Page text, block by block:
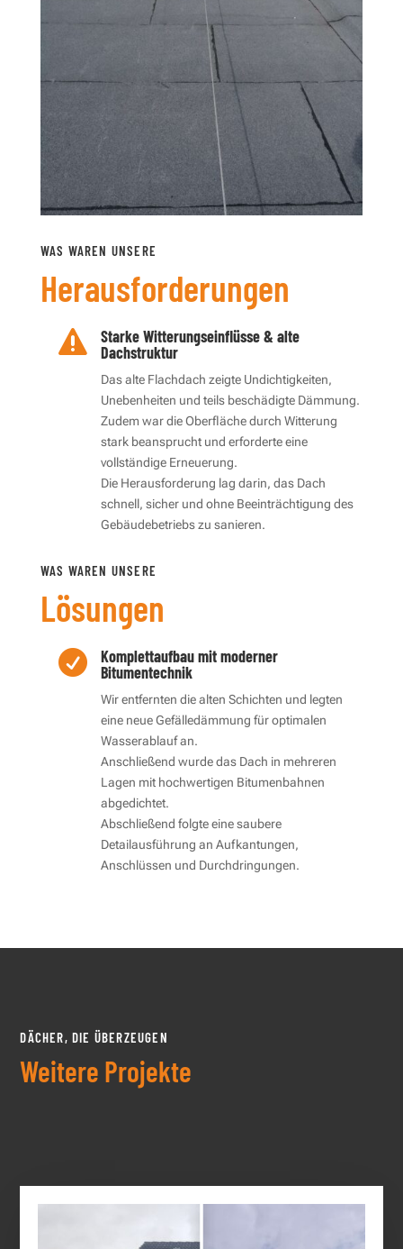
WAS WAREN UNSERE
Herausforderungen

Starke Witterungseinflüsse & alte
Dachstruktur
Das alte Flachdach zeigte Undichtigkeiten,
Unebenheiten und teils beschädigte Dämmung.
Zudem war die Oberfläche durch Witterung
stark beansprucht und erforderte eine
vollständige Erneuerung.
Die Herausforderung lag darin, das Dach
schnell, sicher und ohne Beeinträchtigung des
Gebäudebetriebs zu sanieren.
WAS WAREN UNSERE
Lösungen

Komplettaufbau mit moderner
Bitumentechnik
Wir entfernten die alten Schichten und legten
eine neue Gefälledämmung für optimalen
Wasserablauf an.
Anschließend wurde das Dach in mehreren
Lagen mit hochwertigen Bitumenbahnen
abgedichtet.
Abschließend folgte eine saubere
Detailausführung an Aufkantungen,
Anschlüssen und Durchdringungen.
DÄCHER, DIE ÜBERZEUGEN
Weitere Projekte